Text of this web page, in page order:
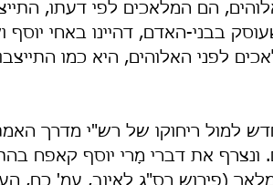
הם המלאכים לפי דעתו,
בבני-האדם, דהיינו באחי יוסף
לפני האלוהים, היא כמו
למול ריחוקו של רש"י מדרך
ונצרף את דברי מָרי יוסף קאפח
(פירוש רס"ג לאיוב, עמ' כח, הע'